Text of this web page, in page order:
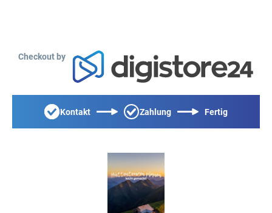
Checkout by
Kontakt Zahlung Fertig